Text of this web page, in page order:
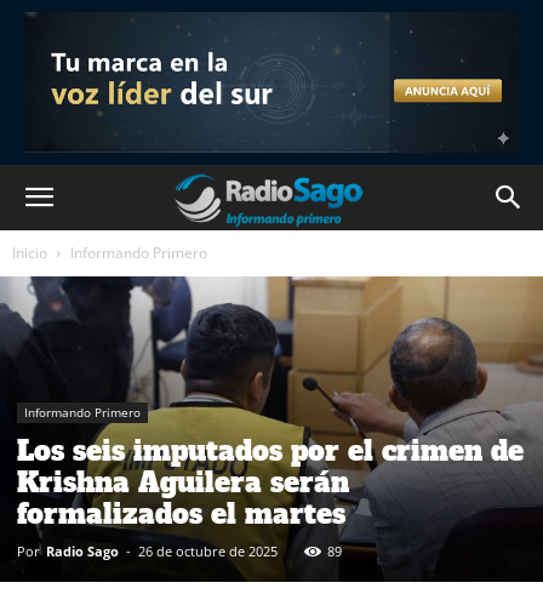
Inicio Informando Primero
Informando Primero
Los seis imputados por el crimen de
Krishna Aguilera serán
formalizados el martes
Por Radio Sago - 26 de octubre de 2025 89